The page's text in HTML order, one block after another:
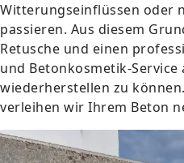
Witterungseinflüssen oder
passieren. Aus diesem
Retusche und einen
und Betonkosmetik-
wiederherstellen zu
verleihen wir Ihrem Beton